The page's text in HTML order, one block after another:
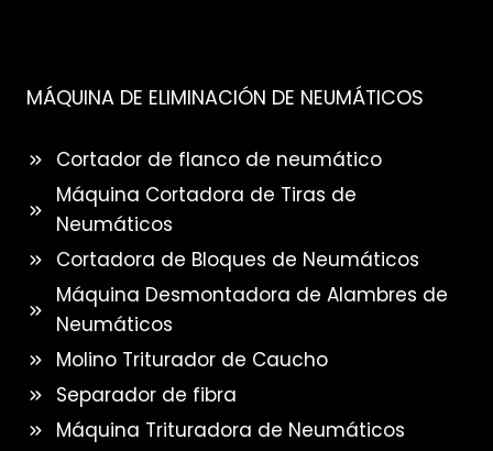
MÁQUINA DE ELIMINACIÓN DE NEUMÁTICOS
Cortador de flanco de neumático
Máquina Cortadora de Tiras de
Neumáticos
Cortadora de Bloques de Neumáticos
Máquina Desmontadora de Alambres de
Neumáticos
Molino Triturador de Caucho
Separador de fibra
Máquina Trituradora de Neumáticos